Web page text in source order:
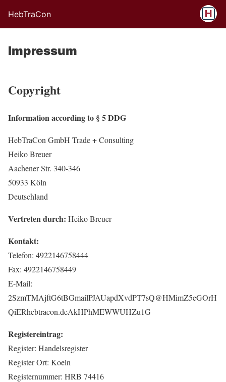
HebTraCon
Impressum
Copyright
Information according to § 5 DDG
HebTraCon GmbH Trade + Consulting
Heiko Breuer
Aachener Str. 340-346
50933 Köln
Deutschland
Vertreten durch: Heiko Breuer
Kontakt:
Telefon: 4922146758444
Fax: 4922146758449
E-Mail:
2SzmTMAjftG6tBGmailPJAUapdXvdPT7sQ@HMimZ5eGOrH
QiERhebtracon.deAkHPhMEWWUHZu1G
Registereintrag:
Register: Handelsregister
Register Ort: Koeln
Registernummer: HRB 74416